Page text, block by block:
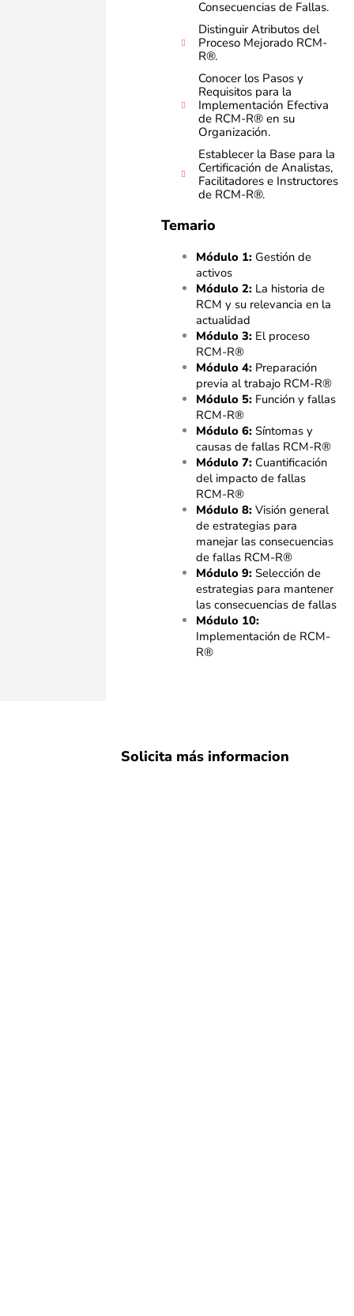
Consecuencias de Fallas.
Distinguir Atributos del
Proceso Mejorado RCM-
R®.
Conocer los Pasos y
Requisitos para la
Implementación Efectiva
de RCM-R® en su
Organización.
Establecer la Base para la
Certificación de Analistas,
Facilitadores e Instructores
de RCM-R®.
Temario
Módulo 1: Gestión de
activos
Módulo 2: La historia de
RCM y su relevancia en la
actualidad
Módulo 3: El proceso
RCM-R®
Módulo 4: Preparación
previa al trabajo RCM-R®
Módulo 5: Función y fallas
RCM-R®
Módulo 6: Síntomas y
causas de fallas RCM-R®
Módulo 7: Cuantificación
del impacto de fallas
RCM-R®
Módulo 8: Visión general
de estrategias para
manejar las consecuencias
de fallas RCM-R®
Módulo 9: Selección de
estrategias para mantener
las consecuencias de fallas
Módulo 10:
Implementación de RCM-
R®
Solicita más informacion